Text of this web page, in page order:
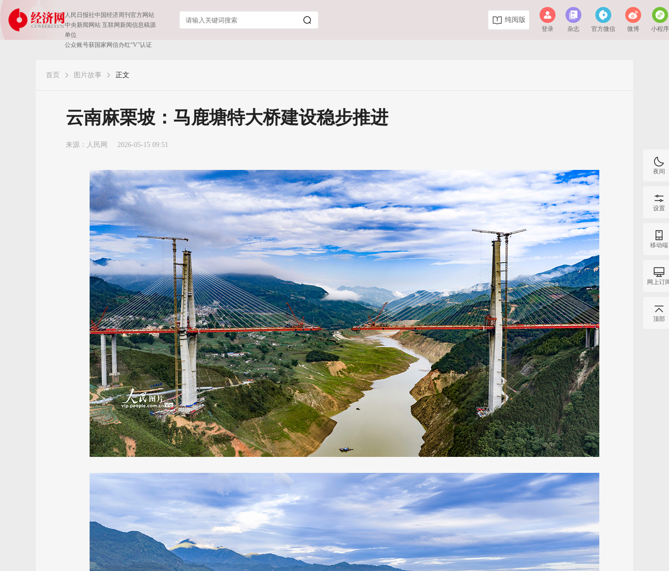
人民日报社中国经济周刊官方网站
中央新闻网站 互联网新闻信息稿源
单位
公众账号获国家网信办红“V”认证
纯阅版
登录 杂志 官方微信 微博 小程序
首页 图片故事 正文
云南麻栗坡：马鹿塘特大桥建设稳步推进
来源： 人民网 2026-05-15 09:51
夜间
设置
移动端
网上订
顶部